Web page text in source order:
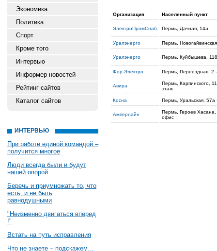
Экономика
Политика
Спорт
Кроме того
Интервью
Информер новостей
Рейтинг сайтов
Каталог сайтов
ИНТЕРВЬЮ
При работе единой командой –
получится многое
Люди всегда были и будут
нашей опорой
Беречь и приумножать то, что
есть, и не быть
равнодушными
"Неизменно двигаться вперед
!"
Встать на путь исправления
Что не знаете – подскажем…
Организация Населенный пункт
ЭлектроПромСнаб Пермь, Дачная, 14а
Уралэнерго Пермь,
Уралэнерго Пермь, Куйбышева,
Фор-Электро Пермь, Переездная, 2
Авира
Пермь, Карпинского,
этаж
Косна Пермь, Уральская, 57а
Амперлайн
Пермь, Героев Хасана,
офис